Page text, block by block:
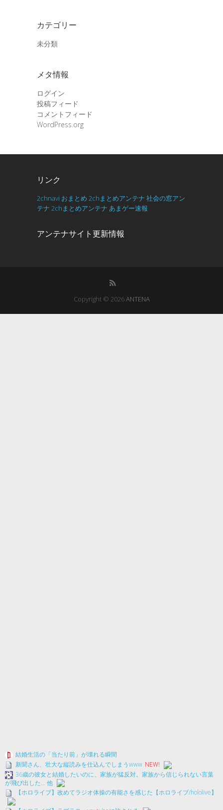
カテゴリー
未分類
メタ情報
ログイン
投稿フィード
コメントフィード
WordPress.org
リンク
2chnavi おまとめ 2chまとめアンテナ 社会の窓アン
テナ 2chまとめアンテナ あまゲー速報
アンテナサイト更新情報
Copyright © 2026ANTENA
結婚生活の「当たり前」が壊れる瞬間
新聞さん、壮大な縦読みを仕込んでしまうwww NEW!
36歳の彼女と結婚したいのに、家族が猛反対。家族から信じられない言葉
が飛び出した… 他
【ホロライブ】改めてラジオ体操の有能さを感じた【ホロライブ/hololive】